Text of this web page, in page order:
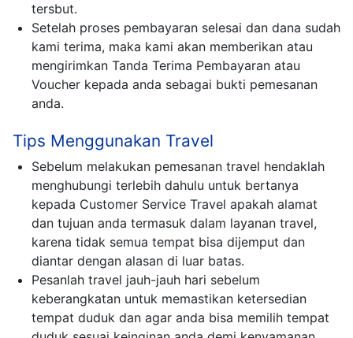
tersbut.
Setelah proses pembayaran selesai dan dana sudah
kami terima, maka kami akan memberikan atau
mengirimkan Tanda Terima Pembayaran atau
Voucher kepada anda sebagai bukti pemesanan
anda.
Tips Menggunakan Travel
Sebelum melakukan pemesanan travel hendaklah
menghubungi terlebih dahulu untuk bertanya
kepada Customer Service Travel apakah alamat
dan tujuan anda termasuk dalam layanan travel,
karena tidak semua tempat bisa dijemput dan
diantar dengan alasan di luar batas.
Pesanlah travel jauh-jauh hari sebelum
keberangkatan untuk memastikan ketersedian
tempat duduk dan agar anda bisa memilih tempat